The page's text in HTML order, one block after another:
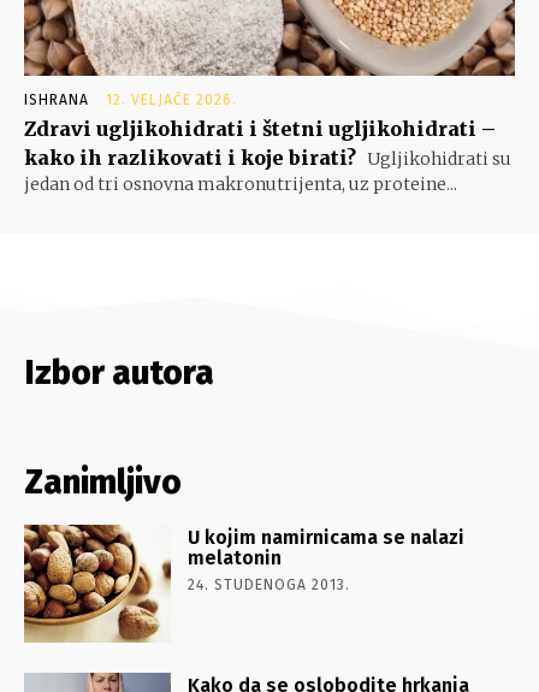
ISHRANA 12. VELJAČE 2026.
Zdravi ugljikohidrati i štetni ugljikohidrati –
kako ih razlikovati i koje birati? Ugljikohidrati su
jedan od tri osnovna makronutrijenta, uz proteine...
Izbor autora
Zanimljivo
U kojim namirnicama se nalazi
melatonin
24. STUDENOGA 2013.
Kako da se oslobodite hrkanja